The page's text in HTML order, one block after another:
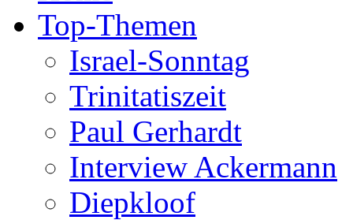
Top-Themen
Israel-Sonntag
Trinitatiszeit
Paul Gerhardt
Interview Ackermann
Diepkloof